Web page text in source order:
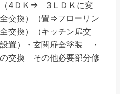
（4ＤＫ⇒ 3ＬＤＫに変
交換）（畳⇒フローリン
交換）（キッチン扉交
置）・玄関扉全塗装 ・
交換 その他必要部分修